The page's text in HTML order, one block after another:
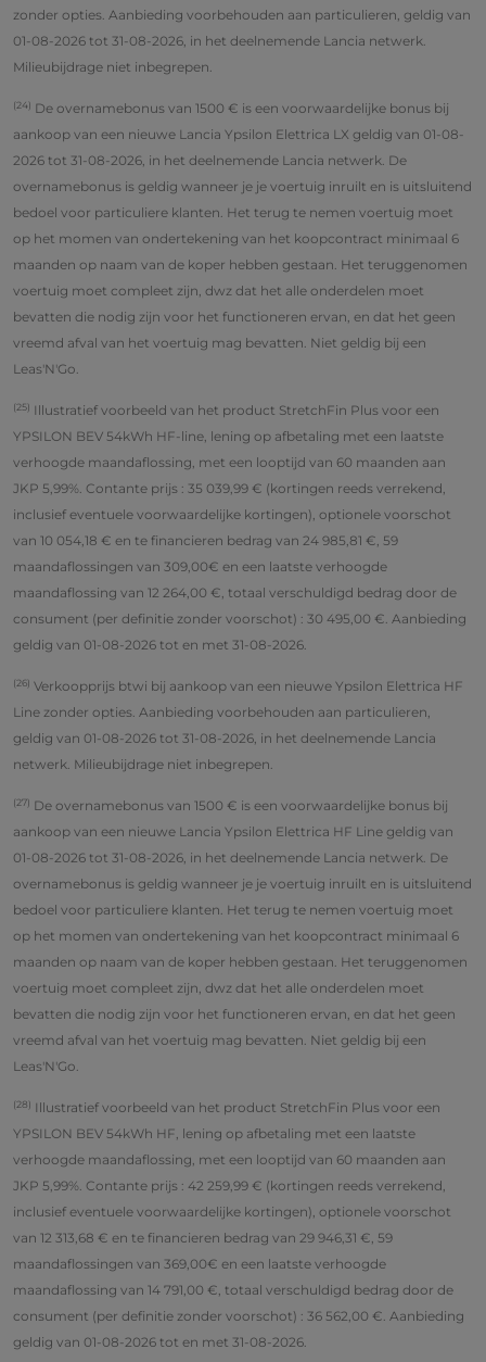
zonder opties. Aanbieding voorbehouden aan particulieren, geldig van
01-08-2026 tot 31-08-2026, in het deelnemende Lancia netwerk.
Milieubijdrage niet inbegrepen.
(24) De overnamebonus van 1500 € is een voorwaardelijke bonus bij
aankoop van een nieuwe Lancia Ypsilon Elettrica LX geldig van 01-08-
2026 tot 31-08-2026, in het deelnemende Lancia netwerk. De
overnamebonus is geldig wanneer je je voertuig inruilt en is uitsluitend
bedoel voor particuliere klanten. Het terug te nemen voertuig moet
op het momen van ondertekening van het koopcontract minimaal 6
maanden op naam van de koper hebben gestaan. Het teruggenomen
voertuig moet compleet zijn, dwz dat het alle onderdelen moet
bevatten die nodig zijn voor het functioneren ervan, en dat het geen
vreemd afval van het voertuig mag bevatten. Niet geldig bij een
Leas'N'Go.
(25) Illustratief voorbeeld van het product StretchFin Plus voor een
YPSILON BEV 54kWh HF-line, lening op afbetaling met een laatste
verhoogde maandaflossing, met een looptijd van 60 maanden aan
JKP 5,99%. Contante prijs : 35 039,99 € (kortingen reeds verrekend,
inclusief eventuele voorwaardelijke kortingen), optionele voorschot
van 10 054,18 € en te financieren bedrag van 24 985,81 €, 59
maandaflossingen van 309,00€ en een laatste verhoogde
maandaflossing van 12 264,00 €, totaal verschuldigd bedrag door de
consument (per definitie zonder voorschot) : 30 495,00 €. Aanbieding
geldig van 01-08-2026 tot en met 31-08-2026.
(26) Verkoopprijs btwi bij aankoop van een nieuwe Ypsilon Elettrica HF
Line zonder opties. Aanbieding voorbehouden aan particulieren,
geldig van 01-08-2026 tot 31-08-2026, in het deelnemende Lancia
netwerk. Milieubijdrage niet inbegrepen.
(27) De overnamebonus van 1500 € is een voorwaardelijke bonus bij
aankoop van een nieuwe Lancia Ypsilon Elettrica HF Line geldig van
01-08-2026 tot 31-08-2026, in het deelnemende Lancia netwerk. De
overnamebonus is geldig wanneer je je voertuig inruilt en is uitsluitend
bedoel voor particuliere klanten. Het terug te nemen voertuig moet
op het momen van ondertekening van het koopcontract minimaal 6
maanden op naam van de koper hebben gestaan. Het teruggenomen
voertuig moet compleet zijn, dwz dat het alle onderdelen moet
bevatten die nodig zijn voor het functioneren ervan, en dat het geen
vreemd afval van het voertuig mag bevatten. Niet geldig bij een
Leas'N'Go.
(28) Illustratief voorbeeld van het product StretchFin Plus voor een
YPSILON BEV 54kWh HF, lening op afbetaling met een laatste
verhoogde maandaflossing, met een looptijd van 60 maanden aan
JKP 5,99%. Contante prijs : 42 259,99 € (kortingen reeds verrekend,
inclusief eventuele voorwaardelijke kortingen), optionele voorschot
van 12 313,68 € en te financieren bedrag van 29 946,31 €, 59
maandaflossingen van 369,00€ en een laatste verhoogde
maandaflossing van 14 791,00 €, totaal verschuldigd bedrag door de
consument (per definitie zonder voorschot) : 36 562,00 €. Aanbieding
geldig van 01-08-2026 tot en met 31-08-2026.